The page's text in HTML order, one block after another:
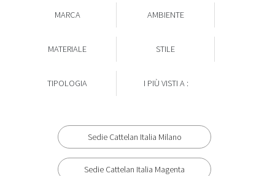
MARCA AMBIENTE
MATERIALE STILE
TIPOLOGIA I PIÙ VISTI A :
Sedie Cattelan Italia Milano
Sedie Cattelan Italia Magenta